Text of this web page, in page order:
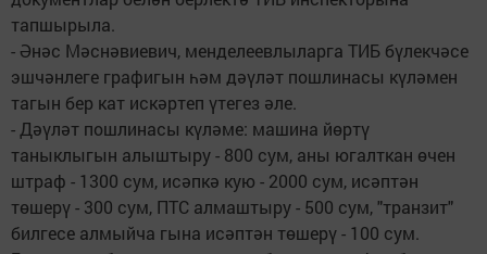
тапшырыла.
- Әнәс Мәснәвиевич, менделеевлыларга ТИБ бүлекчәсе
эшчәнлеге графигын һәм дәүләт пошлинасы күләмен
тагын бер кат искәртеп үтегез әле.
- Дәүләт пошлинасы күләме: машина йөртү
таныклыгын алыштыру - 800 сум, аны югалткан өчен
штраф - 1300 сум, исәпкә кую - 2000 сум, исәптән
төшерү - 300 сум, ПТС алмаштыру - 500 сум, "транзит"
билгесе алмыйча гына исәптән төшерү - 100 сум.